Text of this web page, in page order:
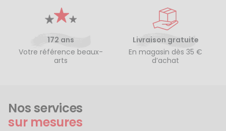
172 ans
Votre référence beaux-
arts
Livraison gratuite
En magasin dès 35 €
d’achat
Nos services
sur mesures